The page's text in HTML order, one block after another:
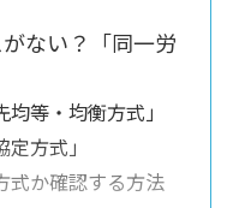
ない？「同一労
等・均衡方式」
方式」
式か確認する方法